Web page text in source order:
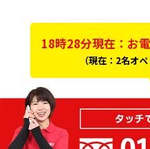
18時28分現在：お
（現在：2名オ